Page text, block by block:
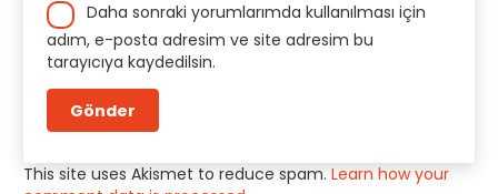
Daha sonraki yorumlarımda kullanılması için
adım, e-posta adresim ve site adresim bu
tarayıcıya kaydedilsin.
This site uses Akismet to reduce spam. Learn how your